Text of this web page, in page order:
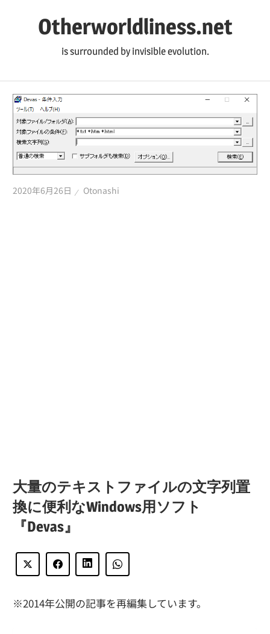
ツ
Otherworldliness.net
is surrounded by invisible evolution.
2020年6月26日 Otonashi
大量のテキストファイルの文字列置
換に便利なWindows用ソフト
『Devas』
※2014年公開の記事を再編集しています。